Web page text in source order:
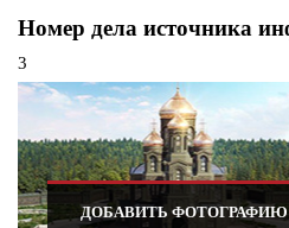
Номер дела источника
3
ДОБАВИТЬ ФОТОГРАФИЮ